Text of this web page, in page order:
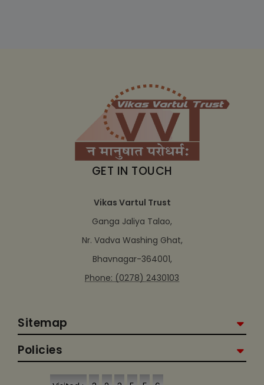
GET IN TOUCH
Vikas Vartul Trust
Ganga Jaliya Talao,
Nr. Vadva Washing Ghat,
Bhavnagar-364001,
Phone: (0278) 2430103
Sitemap
Policies